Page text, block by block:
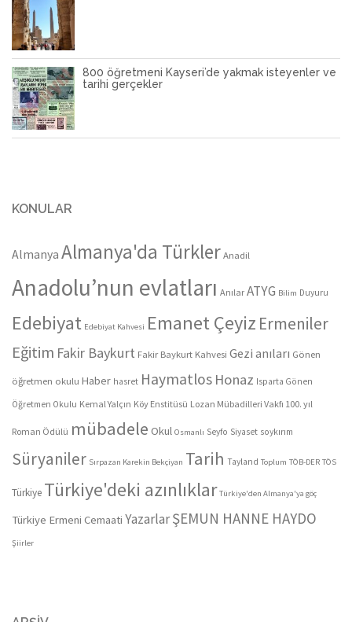
800 öğretmeni Kayseri’de yakmak isteyenler ve
tarihi gerçekler
KONULAR
Almanya Almanya'da TürklerAnadil
Anadolu’nun evlatları Anılar ATYG Bilim Duyuru
Edebiyat Edebiyat Kahvesi Emanet Çeyiz Ermeniler
Eğitim Fakir Baykurt Fakir Baykurt Kahvesi Gezi anıları Gönen
öğretmen okulu Haber hasret Haymatlos Honaz Isparta Gönen
Öğretmen Okulu Kemal Yalçın Köy Enstitüsü Lozan Mübadilleri Vakfı 100. yıl
Roman Ödülü mübadele Okul Osmanlı Seyfo Siyaset soykırım
Süryaniler Sırpazan Karekin Bekçiyan Tarih Tayland Toplum TÖB-DER TÖS
Türkiye Türkiye'deki azınlıklar Türkiye'den Almanya'ya göç
Türkiye Ermeni Cemaati YazarlarŞEMUN HANNE HAYDO
Şiirler